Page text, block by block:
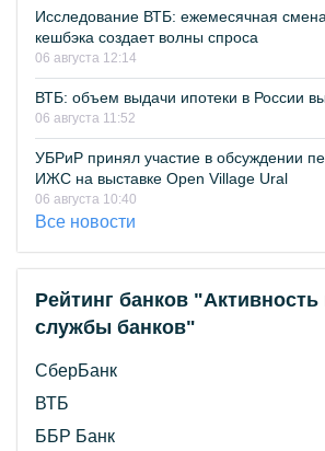
Исследование ВТБ: ежемесячная смена
кешбэка создает волны спроса
06 августа 12:14
ВТБ: объем выдачи ипотеки в России
06 августа 11:52
УБРиР принял участие в обсуждении
ИЖС на выставке Open Village Ural
06 августа 10:40
Все новости
Рейтинг банков "Активность
службы банков"
СберБанк
ВТБ
ББР Банк